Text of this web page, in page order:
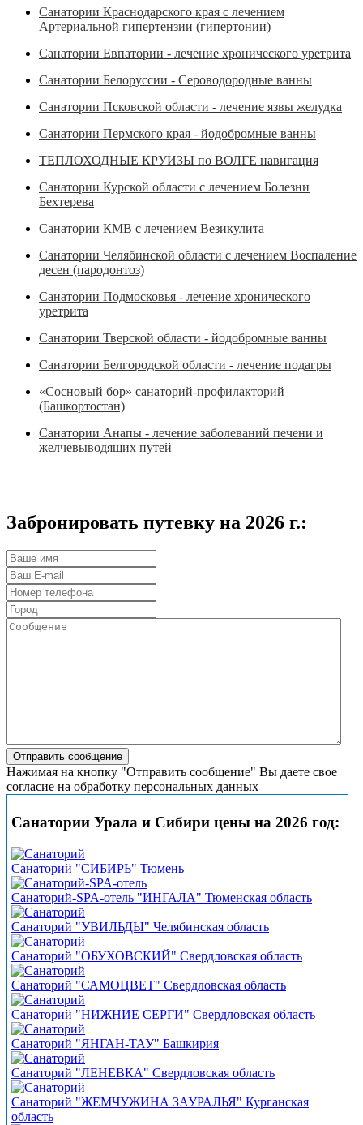
Санатории Краснодарского края с лечением
Артериальной гипертензии (гипертонии)
Санатории Евпатории - лечение хронического уретрита
Санатории Белоруссии - Сероводородные ванны
Санатории Псковской области - лечение язвы желудка
Санатории Пермского края - йодобромные ванны
ТЕПЛОХОДНЫЕ КРУИЗЫ по ВОЛГЕ навигация
Санатории Курской области с лечением Болезни
Бехтерева
Санатории КМВ с лечением Везикулита
Санатории Челябинской области с лечением Воспаление
десен (пародонтоз)
Санатории Подмосковья - лечение хронического
уретрита
Санатории Тверской области - йодобромные ванны
Санатории Белгородской области - лечение подагры
«Сосновый бор» санаторий-профилакторий
(Башкортостан)
Санатории Анапы - лечение заболеваний печени и
желчевыводящих путей
Забронировать путевку на 2026 г.:
Нажимая на кнопку "Отправить сообщение" Вы даете свое
согласие на обработку персональных данных
Санатории Урала и Сибири цены на 2026 год:
Санаторий "СИБИРЬ" Тюмень
Санаторий-SPA-отель "ИНГАЛА" Тюменская область
Санаторий "УВИЛЬДЫ" Челябинская область
Санаторий "ОБУХОВСКИЙ" Свердловская область
Санаторий "САМОЦВЕТ" Свердловская область
Санаторий "НИЖНИЕ СЕРГИ" Свердловская область
Санаторий "ЯНГАН-ТАУ" Башкирия
Санаторий "ЛЕНЕВКА" Свердловская область
Санаторий "ЖЕМЧУЖИНА ЗАУРАЛЬЯ" Курганская
область